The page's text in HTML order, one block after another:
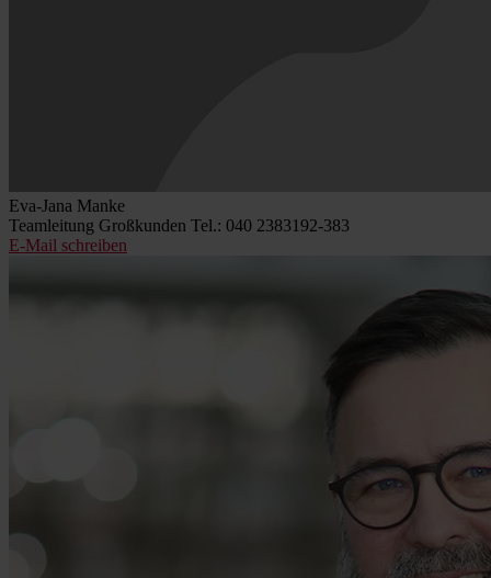
Eva-Jana Manke
Teamleitung Großkunden Tel.: 040 2383192-383
E-Mail schreiben